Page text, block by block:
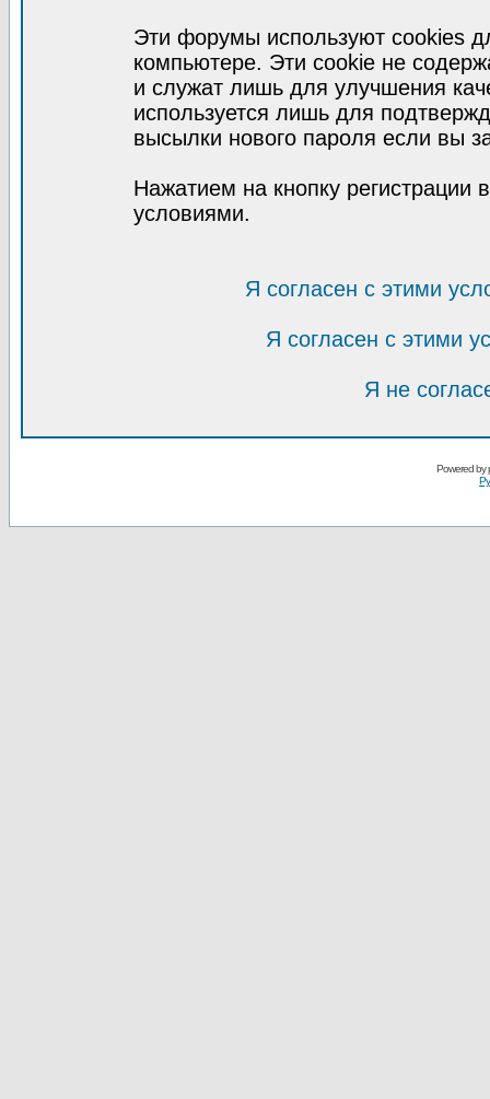
Эти форумы используют cookies
компьютере. Эти cookie не
и служат лишь для улучшения
используется лишь для
высылки нового пароля если вы
Нажатием на кнопку регистрации
условиями.
Я согласен с этими
Я согласен с этими
Я не
Powered by